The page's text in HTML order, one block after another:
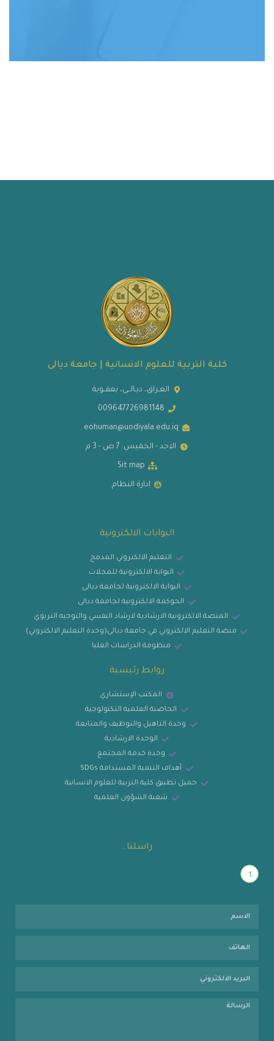
كلية التربية للعلوم الانسانية | جامعة ديالى
العـراق، ديـالــى، بعقــوبة
009647726981148
eohuman@uodiyala.edu.iq
الاحد - الخميس: 7 ص - 3 م
Sit map
ادارة النظام
البوابات الالكترونية
التعليم الالكتروني المدمج
البوابة الالكترونية للمجلات
البوابة الالكترونية لجامعة ديالى
الحوكمة الالكترونية لجامعة ديالى
المنصة الالكترونية الارشادية لارشاد النفسي والتوجيه التربوي
منصة التعليم الالكتروني في جامعة ديالى(وحدة التعليم الالكتروني)
منظومة الدراسات العليا
روابط رئيسية
المكتب الإستشاري
الحاضنة العلمية التكنولوجية
وحدة التاهيل والتوظيف والمتابعة
الوحدة الارشادية
وحدة خدمة المجتمع
أهداف التنمية المستدامة SDGs
حميل تطبيق كلية التربية للعلوم الانسانية
شعبة الشؤون العلمية
راسلنا..
1